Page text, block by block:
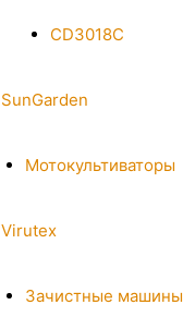
CD3018C
SunGarden
Мотокультиваторы
Virutex
Зачистные машины